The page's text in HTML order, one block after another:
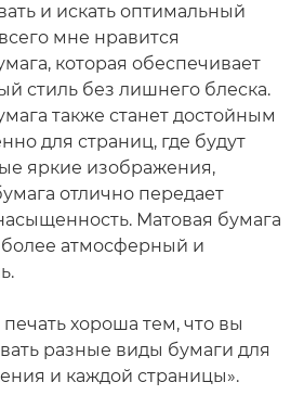
и искать оптимальный
мне нравится
которая обеспечивает
стиль без лишнего блеска.
также станет достойным
для страниц, где будут
яркие изображения,
отлично передает
Матовая бумага
атмосферный и
хороша тем, что вы
разные виды бумаги для
и каждой страницы».